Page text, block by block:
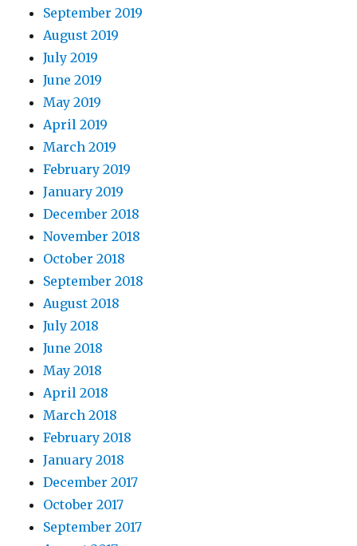
September 2019
August 2019
July 2019
June 2019
May 2019
April 2019
March 2019
February 2019
January 2019
December 2018
November 2018
October 2018
September 2018
August 2018
July 2018
June 2018
May 2018
April 2018
March 2018
February 2018
January 2018
December 2017
October 2017
September 2017